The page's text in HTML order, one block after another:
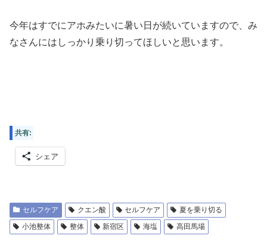
今年はすでにアホみたいに暑い日が続いていますので、み
なさんにはしっかり乗り切ってほしいと思います。
共有:
シェア
セルフケア クエン酸 セルフケア
夏を乗り切る
小池整体
整体 新宿区 海塩 高田馬場